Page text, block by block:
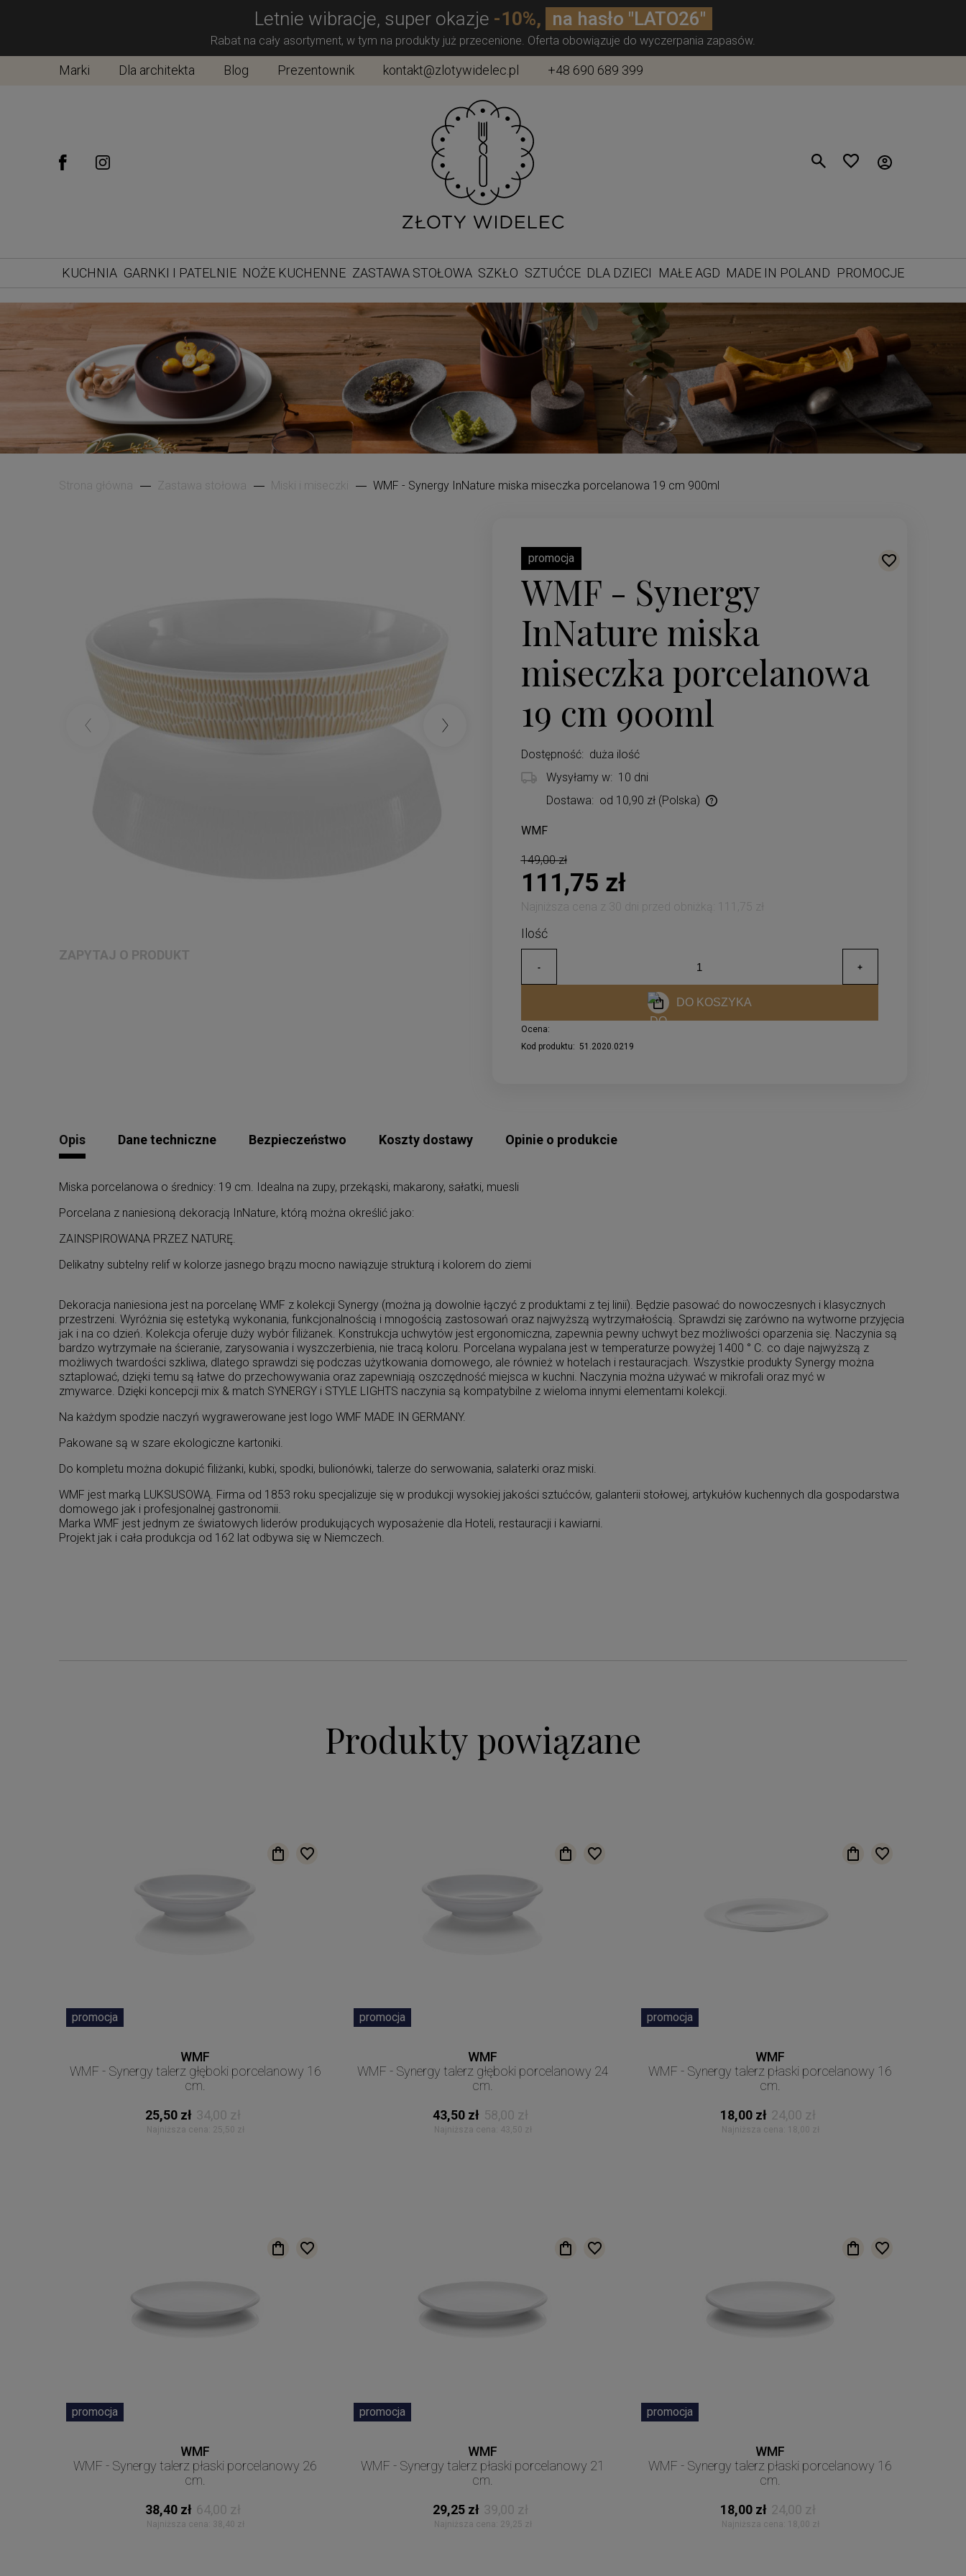
Letnie wibracje, super okazje -10%, na hasło "LATO26"
Rabat na cały asortyment, w tym na produkty już przecenione. Oferta obowiązuje do wyczerpania zapasów.
Marki Dla architekta Blog Prezentownik kontakt@zlotywidelec.pl +48 690 689 399
KUCHNIA GARNKI I PATELNIE NOŻE KUCHENNE ZASTAWA STOŁOWA SZKŁO SZTUĆCE DLA DZIECI MAŁE AGD MADE IN POLAND PROMOCJE
Strona główna Zastawa stołowa Miski i miseczki WMF - Synergy InNature miska miseczka porcelanowa 19 cm 900ml
ZAPYTAJ O PRODUKT
promocja
WMF - Synergy
InNature miska
miseczka porcelanowa
19 cm 900ml
Dostępność: duża ilość
Wysyłamy w: 10 dni
Dostawa: od 10,90 zł (Polska)
Cena nie zawiera ewentualnych kosztów płatności
WMF
149,00 zł
111,75 zł
Najniższa cena z 30 dni przed obniżką: 111,75 zł
DO KOSZYKA
Ocena:
Kod produktu: 51.2020.0219
Opis Dane techniczne Bezpieczeństwo Koszty dostawy Opinie o produkcie
Miska porcelanowa o średnicy: 19 cm. Idealna na zupy, przekąski, makarony, sałatki, muesli
Porcelana z naniesioną dekoracją InNature, którą można określić jako:
ZAINSPIROWANA PRZEZ NATURĘ.
Delikatny subtelny relif w kolorze jasnego brązu mocno nawiązuje strukturą i kolorem do ziemi
Dekoracja naniesiona jest na porcelanę WMF z kolekcji Synergy (można ją dowolnie łączyć z produktami z tej linii). Będzie pasować do nowoczesnych i klasycznych
przestrzeni. Wyróżnia się estetyką wykonania, funkcjonalnością i mnogością zastosowań oraz najwyższą wytrzymałością. Sprawdzi się zarówno na wytworne przyjęcia
jak i na co dzień. Kolekcja oferuje duży wybór filiżanek. Konstrukcja uchwytów jest ergonomiczna, zapewnia pewny uchwyt bez możliwości oparzenia się. Naczynia są
bardzo wytrzymałe na ścieranie, zarysowania i wyszczerbienia, nie tracą koloru. Porcelana wypalana jest w temperaturze powyżej 1400 ° C. co daje najwyższą z
możliwych twardości szkliwa, dlatego sprawdzi się podczas użytkowania domowego, ale również w hotelach i restauracjach. Wszystkie produkty Synergy można
sztaplować, dzięki temu są łatwe do przechowywania oraz zapewniają oszczędność miejsca w kuchni. Naczynia można używać w mikrofali oraz myć w
zmywarce. Dzięki koncepcji mix & match SYNERGY i STYLE LIGHTS naczynia są kompatybilne z wieloma innymi elementami kolekcji.
Na każdym spodzie naczyń wygrawerowane jest logo WMF MADE IN GERMANY.
Pakowane są w szare ekologiczne kartoniki.
Do kompletu można dokupić filiżanki, kubki, spodki, bulionówki, talerze do serwowania, salaterki oraz miski.
WMF jest marką LUKSUSOWĄ. Firma od 1853 roku specjalizuje się w produkcji wysokiej jakości sztućców, galanterii stołowej, artykułów kuchennych dla gospodarstwa
domowego jak i profesjonalnej gastronomii.
Marka WMF jest jednym ze światowych liderów produkujących wyposażenie dla Hoteli, restauracji i kawiarni.
Projekt jak i cała produkcja od 162 lat odbywa się w Niemczech.
Produkty powiązane
promocja
WMF
WMF - Synergy talerz głęboki porcelanowy 16
cm.
25,50 zł 34,00 zł
Najniższa cena: 25,50 zł
promocja
WMF
WMF - Synergy talerz głęboki porcelanowy 24
cm.
43,50 zł 58,00 zł
Najniższa cena: 43,50 zł
promocja
WMF
WMF - Synergy talerz płaski porcelanowy 16
cm.
18,00 zł 24,00 zł
Najniższa cena: 18,00 zł
promocja
WMF
WMF - Synergy talerz płaski porcelanowy 26
cm.
38,40 zł 64,00 zł
Najniższa cena: 38,40 zł
promocja
WMF
WMF - Synergy talerz płaski porcelanowy 21
cm.
29,25 zł 39,00 zł
Najniższa cena: 29,25 zł
promocja
WMF
WMF - Synergy talerz płaski porcelanowy 16
cm.
18,00 zł 24,00 zł
Najniższa cena: 18,00 zł